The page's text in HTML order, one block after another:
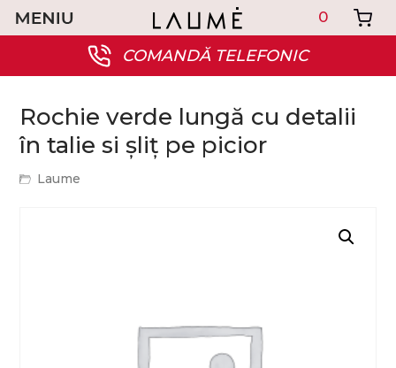
COMANDĂ TELEFONIC
0
Rochie verde lungă cu detalii
în talie si șliț pe picior
Laume